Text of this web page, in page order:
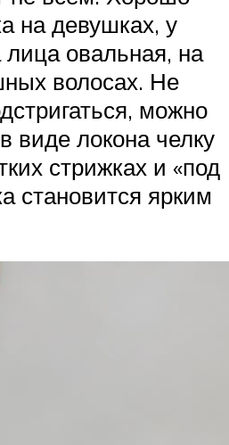
на девушках, у
овальная, на
волосах. Не
можно
виде локона челку
стрижках и «под
становится ярким